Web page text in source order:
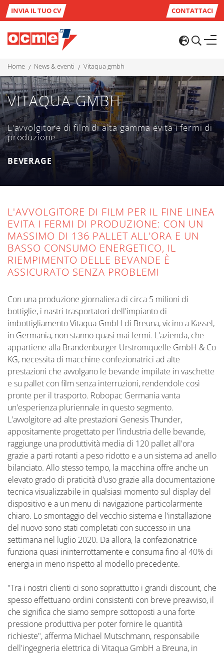
INVIA IL TUO CV CONTATTACI
home news & eventi vitaqua gmbh
VITAQUA GMBH
L'avvolgitore di film di alta gamma evita i fermi di
produzione
BEVERAGE
L'AVVOLGITORE DI FILM PER IL FINE LINEA
EVITA I FERMI DI PRODUZIONE: CON UN
MASSIMO DI 136 PALLET ALL'ORA E UN
BASSO CONSUMO ENERGETICO, IL
RIEMPIMENTO DELLE BEVANDE È
ASSICURATO SENZA PROBLEMI
Con una produzione giornaliera di circa 5 milioni di
bottiglie, i nastri trasportatori dell'impianto di
imbottigliamento Vitaqua GmbH di Breuna, vicino a Kassel,
in Germania, non stanno quasi mai fermi. L'azienda, che
appartiene alla Brandenburger Urstromquelle GmbH & Co
KG, necessita di macchine confezionatrici ad alte
prestazioni che avvolgano le bevande impilate in vaschette
e su pallet con film senza interruzioni, rendendole così
pronte per il trasporto. Robopac Germania vanta
un'esperienza pluriennale in questo segmento.
L'avvolgitore ad alte prestazioni Genesis Thunder,
appositamente progettato per l'industria delle bevande,
raggiunge una produttività media di 120 pallet all'ora
grazie a parti rotanti a peso ridotto e a un sistema ad anello
bilanciato. Allo stesso tempo, la macchina offre anche un
elevato grado di praticità d'uso grazie alla documentazione
tecnica visualizzabile in qualsiasi momento sul display del
dispositivo e a un menu di navigazione particolarmente
chiaro. Lo smontaggio del vecchio sistema e l'installazione
del nuovo sono stati completati con successo in una
settimana nel luglio 2020. Da allora, la confezionatrice
funziona quasi ininterrottamente e consuma fino al 40% di
energia in meno rispetto al modello precedente.
"Tra i nostri clienti ci sono soprattutto i grandi discount, che
spesso effettuano ordini consistenti con breve preavviso, il
che significa che siamo sempre sottoposti a una forte
pressione produttiva per poter fornire le quantità
richieste", afferma Michael Mutschmann, responsabile
dell'ingegneria elettrica di Vitaqua GmbH a Breuna, in